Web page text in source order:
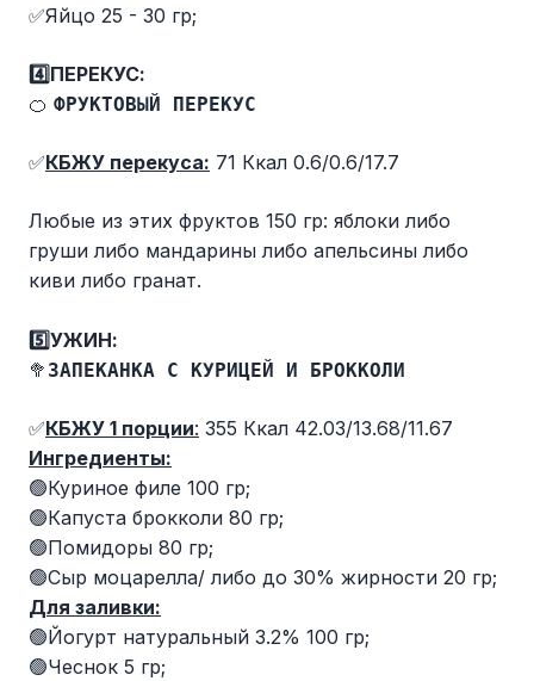
✅Яйцо 25 - 30 гр;
4️⃣ПЕРЕКУС:
🍊 ФРУКТОВЫЙ ПЕРЕКУС
✅КБЖУ перекуса: 71 Ккал 0.6/0.6/17.7
Любые из этих фруктов 150 гр: яблоки либо
груши либо мандарины либо апельсины либо
киви либо гранат.
5️⃣УЖИН:
🥦 ЗАПЕКАНКА С КУРИЦЕЙ И БРОККОЛИ
✅КБЖУ 1 порции: 355 Ккал 42.03/13.68/11.67
Ингредиенты:
🟢Куриное филе 100 гр;
🟢Капуста брокколи 80 гр;
🟢Помидоры 80 гр;
🟢Сыр моцарелла/ либо до 30% жирности 20 гр;
Для заливки:
🟢Йогурт натуральный 3.2% 100 гр;
🟢Чеснок 5 гр;